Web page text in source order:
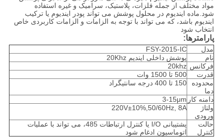
مواد مختلف از جمله فلزات، پلاستیک، سرامیک و غیره استفاده
شود.ماده ایندیوم در محلول پوشش می تواند پودر ایندیوم یا ترکیب
ایندیوم باشد، که می تواند با توجه به الزامات و الزامات کاربردی خاص
انتخاب شود
پارامترها:
مدل
FSY-2015-IC
نام
پوشش داخلی ایندیم 20Khz
فرکانس 20khz
قدرت
500 تا 1500 وات
محدوده
دما
150 تا 400 درجه سانتیگراد
دامنه کار 3-15μm
ولتاژ
ورودی
220V±10%,50/60Hz, 8A
حالت
کنترل
پشتیبانی I/O یا کنترل ارتباطات 485، می تواند با عملیات
اتوماسیون ادغام شود